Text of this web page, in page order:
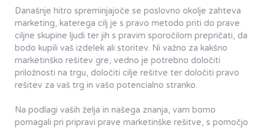
Današnje hitro spreminjajoče se poslovno okolje zahteva
marketing, katerega cilj je s pravo metodo priti do prave
ciljne skupine ljudi ter jih s pravim sporočilom prepričati, da
bodo kupili vaš izdelek ali storitev. Ni važno za kakšno
marketinško rešitev gre, vedno je potrebno določiti
priložnosti na trgu, določiti cilje rešitve ter določiti pravo
rešitev za vaš trg in vašo potencialno stranko.
Na podlagi vaših želja in našega znanja, vam bomo
pomagali pri pripravi prave marketinške rešitve, s pomočjo